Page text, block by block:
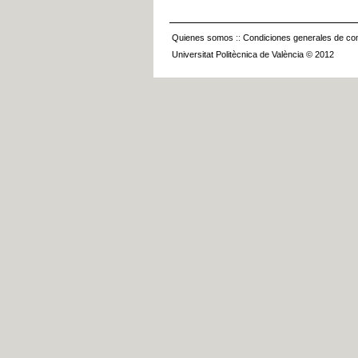
Quienes somos :: Condiciones generales de
Universitat Politècnica de València © 2012